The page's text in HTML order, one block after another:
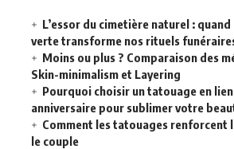
L’essor du cimetière naturel :
verte transforme nos rituels
Moins ou plus ? Comparaison des
Skin-minimalism et Layering
Pourquoi choisir un tatouage en lien
anniversaire pour sublimer votre
Comment les tatouages renforcent
le couple